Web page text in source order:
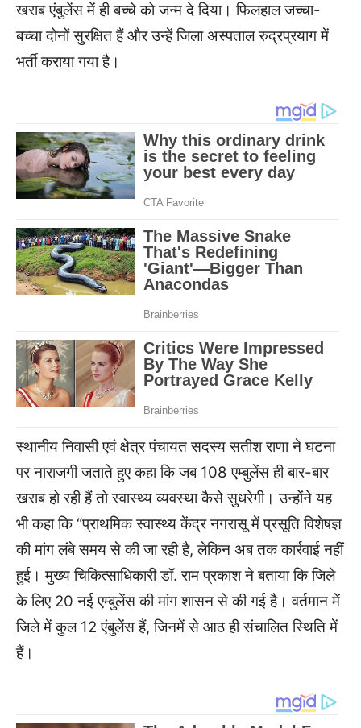
खराब एंबुलेंस में ही बच्चे को जन्म दे दिया। फिलहाल जच्चा-
बच्चा दोनों सुरक्षित हैं और उन्हें जिला अस्पताल रुद्रप्रयाग में
भर्ती कराया गया है।
स्थानीय निवासी एवं क्षेत्र पंचायत सदस्य सतीश राणा ने घटना
पर नाराजगी जताते हुए कहा कि जब 108 एम्बुलेंस ही बार-बार
खराब हो रही हैं तो स्वास्थ्य व्यवस्था कैसे सुधरेगी। उन्होंने यह
भी कहा कि “प्राथमिक स्वास्थ्य केंद्र नगरासू में प्रसूति विशेषज्ञ
की मांग लंबे समय से की जा रही है, लेकिन अब तक कार्रवाई नहीं
हुई। मुख्य चिकित्साधिकारी डॉ. राम प्रकाश ने बताया कि जिले
के लिए 20 नई एम्बुलेंस की मांग शासन से की गई है। वर्तमान में
जिले में कुल 12 एंबुलेंस हैं, जिनमें से आठ ही संचालित स्थिति में
हैं।